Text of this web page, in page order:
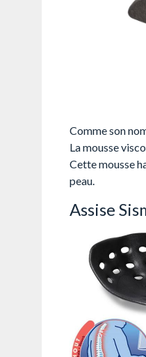
Comme son
La mousse
Cette mousse
peau.
Assise